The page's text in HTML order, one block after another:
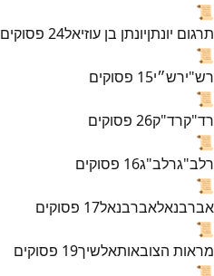
📜
תרגום יונתןיונתן בן עוזיאל24 פסוקים
📜
רש"ירש״י15 פסוקים
📜
רד"קרד"ק26 פסוקים
📜
רלב"גרלב"ג16 פסוקים
📜
אברבנאלאברבנאל17 פסוקים
📜
מראות הצובאותאלשיך19 פסוקים